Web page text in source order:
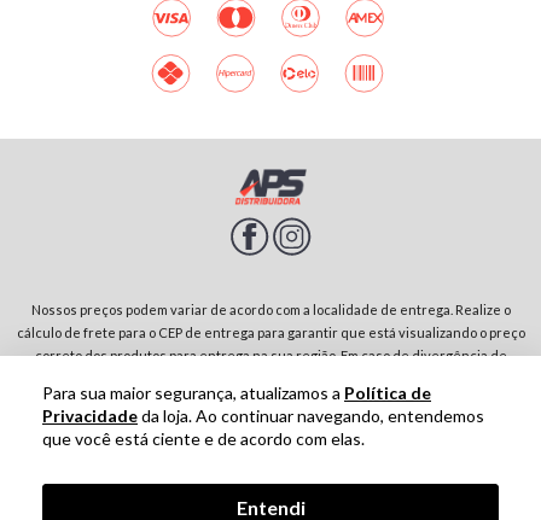
Para sua maior segurança, atualizamos a Política de
Privacidadeda loja. Ao continuar navegando, entendemos
que você está ciente e de acordo com elas.
Entendi
Nossos preços podem variar de acordo com a localidade de entrega. Realize o
cálculo de frete para o CEP de entrega para garantir que está visualizando o preço
correto dos produtos para entrega na sua região. Em caso de divergência de
no carrinho de compras. Rodovia SP-342, Parque Residencial Jardim São Domingos |
13874-243-São João da Boa Vista-SP | CNPJ: 01.910.513/0001-00
Tecnologia